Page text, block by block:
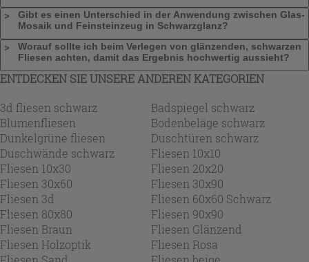
Gibt es einen Unterschied in der Anwendung zwischen Glas-
Mosaik und Feinsteinzeug in Schwarzglanz?
Worauf sollte ich beim Verlegen von glänzenden, schwarzen
Fliesen achten, damit das Ergebnis hochwertig aussieht?
ENTDECKEN SIE UNSERE ANDEREN KATEGORIEN
3d fliesen schwarz
Badspiegel schwarz
Blumenfliesen
Bodenbeläge schwarz
Dunkelgrüne fliesen
Duschtüren schwarz
Duschwände schwarz
Fliesen 10x10
Fliesen 10x30
Fliesen 20x20
Fliesen 30x60
Fliesen 30x90
Fliesen 3d
Fliesen 60x60 Schwarz
Fliesen 80x80
Fliesen 90x90
Fliesen Braun
Fliesen Glänzend
Fliesen Holzoptik
Fliesen Rosa